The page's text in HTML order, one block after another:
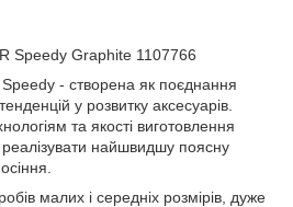
Speedy Graphite 1107766
- створена як поєднання
у розвитку аксесуарів.
та якості виготовлення
найшвидшу поясну
малих і середніх розмірів, дуже